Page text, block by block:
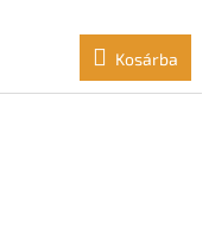
Kosárba